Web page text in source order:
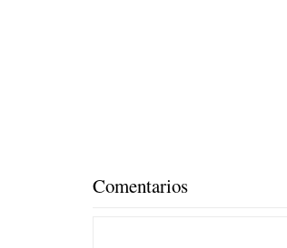
Comentarios